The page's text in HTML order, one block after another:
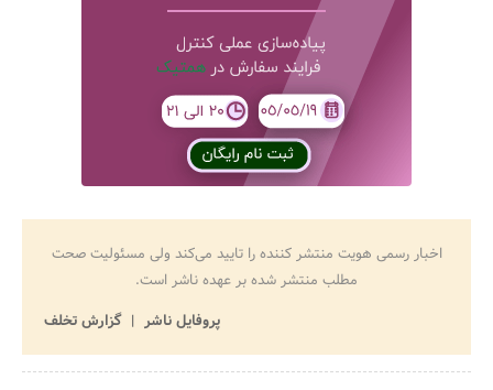
اخبار رسمی هویت منتشر کننده را تایید می‌کند ولی مسئولیت صحت
مطلب منتشر شده بر عهده ناشر است.
پروفایل ناشر
گزارش تخلف